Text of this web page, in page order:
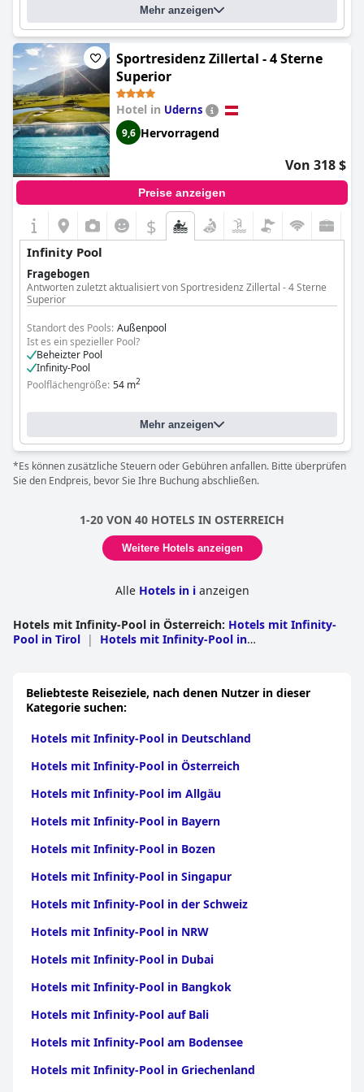
Mehr anzeigen
Sportresidenz Zillertal - 4 Sterne
Superior
Hotel in Uderns
9,6 Hervorragend
Von 318 $
Preise anzeigen
$
Infinity Pool
Fragebogen
Antworten zuletzt aktualisiert von Sportresidenz Zillertal - 4 Sterne
Superior
Standort des Pools: Außenpool
Ist es ein spezieller Pool?
Beheizter Pool
Infinity-Pool
Poolflächengröße: 54 m2
Mehr anzeigen
*Es können zusätzliche Steuern oder Gebühren anfallen. Bitte überprüfen
Sie den Endpreis, bevor Sie Ihre Buchung abschließen.
1-20 VON 40 HOTELS IN OSTERREICH
Weitere Hotels anzeigen
Alle Hotels in ianzeigen
Hotels mit Infinity-Pool in Österreich: Hotels mit Infinity-
Pool in Tirol |
Hotels mit Infinity-Pool in
Niederösterreich | Hotels mit Infinity-Pool in der
Steiermark | Hotels mit Infinity-Pool in Kärnten
Wien
Beliebteste Reiseziele, nach denen Nutzer in dieser
Kategorie suchen:
Hotels mit Infinity-Pool in Deutschland
Hotels mit Infinity-Pool in Österreich
Hotels mit Infinity-Pool im Allgäu
Hotels mit Infinity-Pool in Bayern
Hotels mit Infinity-Pool in Bozen
Hotels mit Infinity-Pool in Singapur
Hotels mit Infinity-Pool in der Schweiz
Hotels mit Infinity-Pool in NRW
Hotels mit Infinity-Pool in Dubai
Hotels mit Infinity-Pool in Bangkok
Hotels mit Infinity-Pool auf Bali
Hotels mit Infinity-Pool am Bodensee
Hotels mit Infinity-Pool in Griechenland